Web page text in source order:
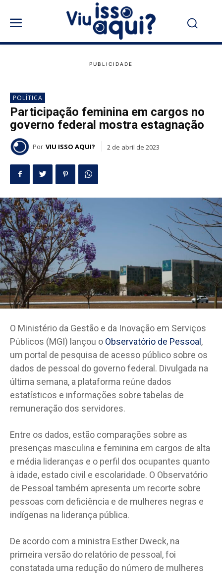
POLÍTICA
Participação feminina em cargos no
governo federal mostra estagnação
Por VIU ISSO AQUI? 2 de abril de 2023
O Ministério da Gestão e da Inovação em Serviços
Públicos (MGI) lançou o Observatório de Pessoal ,
um portal de pesquisa de acesso público sobre os
dados de pessoal do governo federal. Divulgada na
última semana, a plataforma reúne dados
estatísticos e informações sobre tabelas de
remuneração dos servidores.
Entre os dados, estão comparações sobre as
presenças masculina e feminina em cargos de alta
e média lideranças e o perfil dos ocupantes quanto
à idade, estado civil e escolaridade. O Observatório
de Pessoal também apresenta um recorte sobre
pessoas com deficiência e de mulheres negras e
indígenas na liderança pública.
De acordo com a ministra Esther Dweck, na
primeira versão do relatório de pessoal, foi
constatada uma redução do número de mulheres